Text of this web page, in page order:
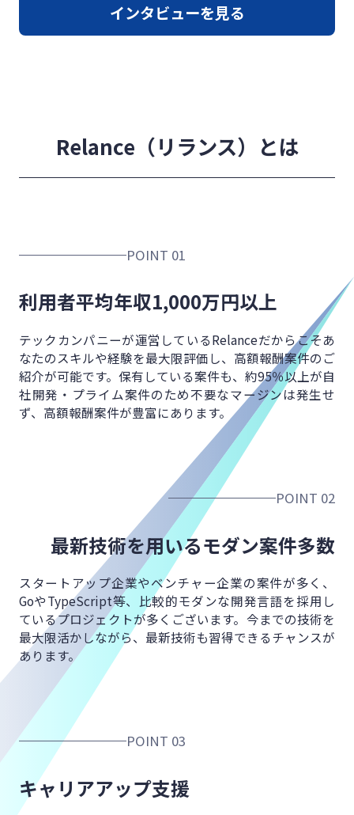
インタビューを見る
Relance（リランス）とは
POINT 01
利用者平均年収1,000万円以上
テックカンパニーが運営しているRelanceだからこそあ
なたのスキルや経験を最大限評価し、 高額報酬案件のご
紹介が可能です。 保有している案件も、約95％以上が自
社開発・プライム案件のため不要なマージンは発生せ
ず、 高額報酬案件が豊富にあります。
POINT 02
最新技術を用いるモダン案件多数
スタートアップ企業やベンチャー企業の案件が多く、
GoやTypeScript等、比較的モダンな開発言語を採用し
ているプロジェクトが多くございます。 今までの技術を
最大限活かしながら、 最新技術も習得できるチャンスが
あります。
POINT 03
キャリアアップ支援